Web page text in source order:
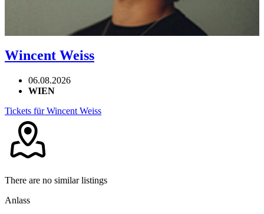
Wincent Weiss
06.08.2026
WIEN
Tickets für Wincent Weiss
There are no similar listings
Anlass